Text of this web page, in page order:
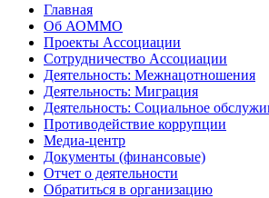
Главная
Об АОММО
Проекты Ассоциации
Сотрудничество Ассоциации
Деятельность: Межнацотношения
Деятельность: Миграция
Деятельность: Социальное
Противодействие коррупции
Медиа-центр
Документы (финансовые)
Отчет о деятельности
Обратиться в организацию